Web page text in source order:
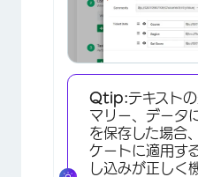
Qtip:テキスト
マリー、データ
を保存した場合
ケートに適用す
し込みが正しく